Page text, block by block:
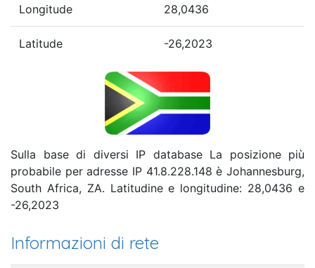
Longitude 28,0436
Latitude -26,2023
Sulla base di diversi IP database La posizione più
probabile per adresse IP 41.8.228.148 è Johannesburg,
South Africa, ZA. Latitudine e longitudine: 28,0436 e
-26,2023
Informazioni di rete